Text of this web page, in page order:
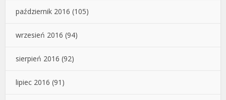
październik 2016 (105)
wrzesień 2016 (94)
sierpień 2016 (92)
lipiec 2016 (91)